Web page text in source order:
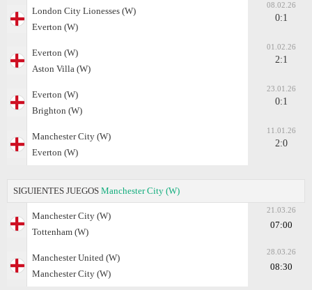
London City Lionesses (W)
Everton (W)
08.02.26
0:1
Everton (W)
Aston Villa (W)
01.02.26
2:1
Everton (W)
Brighton (W)
23.01.26
0:1
Manchester City (W)
Everton (W)
11.01.26
2:0
SIGUIENTES JUEGOS Manchester City (W)
Manchester City (W)
Tottenham (W)
21.03.26
07:00
Manchester United (W)
Manchester City (W)
28.03.26
08:30